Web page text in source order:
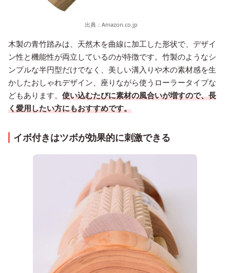
出典： Amazon.co.jp
木製の青竹踏みは、天然木を曲線に加工した形状で、デザイ
ン性と機能性が両立しているのが特徴です。竹製のようなシ
ンプルな半円型だけでなく、美しい溝入りや木の素材感を生
かしたおしゃれデザイン、座りながら使うローラータイプな
どもあります。 使い込むたびに素材の風合いが増すので、長
く愛用したい方にもおすすめです。
イボ付きはツボが効果的に刺激できる